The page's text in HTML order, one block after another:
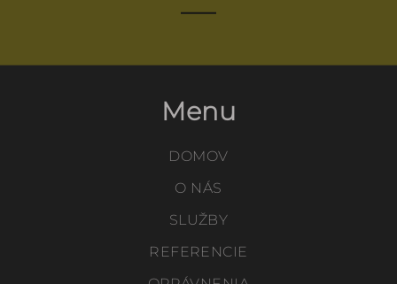
Menu
DOMOV
O NÁS
SLUŽBY
REFERENCIE